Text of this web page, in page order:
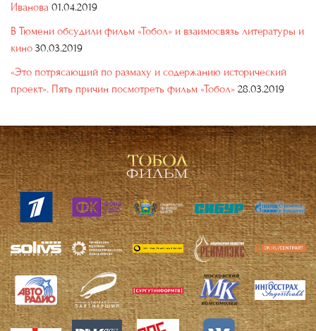
Иванова 01.04.2019
В Тюмени обсудили фильм «Тобол» и взаимосвязь литературы и
кино 30.03.2019
«Это потрясающий по размаху и содержанию исторический
проект». Пять причин посмотреть фильм «Тобол» 28.03.2019